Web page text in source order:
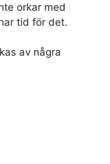
orkar med
tid för det.
av några